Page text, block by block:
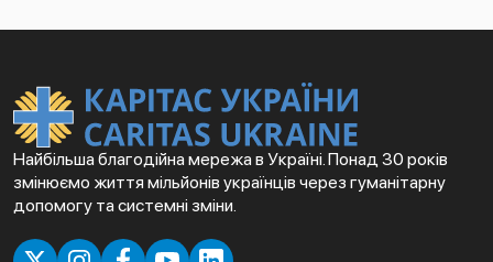
Найбільша благодійна мережа в Україні. Понад 30 років
змінюємо життя мільйонів українців через гуманітарну
допомогу та системні зміни.